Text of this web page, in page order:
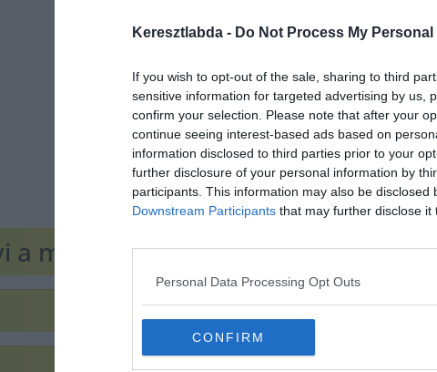
Keresztlabda - Do Not Process My
If you wish to opt-out of the sale, sharing to third
sensitive information for targeted advertising by us,
confirm your selection. Please note that after your
continue seeing interest-based ads based on
information disclosed to third parties prior to your
further disclosure of your personal information by
participants. This information may also be disclosed
Downstream Participants that may further disclose it
Personal Data Processing Opt Outs
CONFIRM
a megoldás?